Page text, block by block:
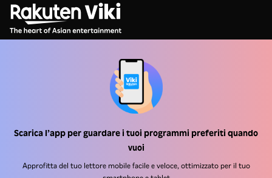
Scarica l’app per guardare i tuoi programmi preferiti quando
vuoi
Approfitta del tuo lettore mobile facile e veloce, ottimizzato per il tuo
Inserzionisti